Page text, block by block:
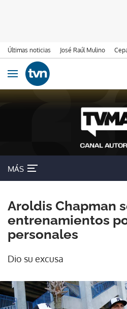
Últimas noticias José Raúl Mulino
Ir al contenido
Obrir navegació
MÁS
Aroldis Chapman
entrenamientos
personales
Dio su excusa